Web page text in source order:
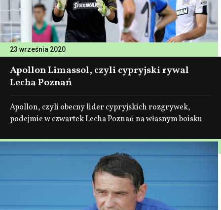
23 września 2020
Apollon Limassol, czyli cypryjski rywal
Lecha Poznań
Apollon, czyli obecny lider cypryjskich rozgrywek,
podejmie w czwartek Lecha Poznań na własnym boisku